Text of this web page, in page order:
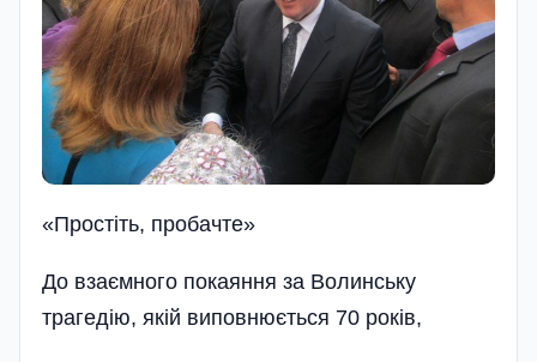
«Простiть, пробачте»
До взаємного покаяння за Волинську
трагедію, якій виповнюється 70 років,